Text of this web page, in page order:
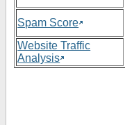
Spam Score
Website Traffic
Analysis